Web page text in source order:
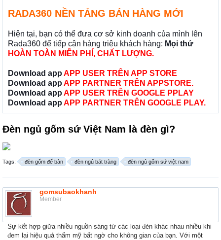
RADA360 NỀN TẢNG BÁN HÀNG MỚI
Hiện tại, bạn có thể đưa cơ sở kinh doanh của mình lên
Rada360 để tiếp cận hàng triệu khách hàng: Mọi thứ
HOÀN TOÀN MIỄN PHÍ, CHẤT LƯỢNG.
Download app APP USER TRÊN APP STORE
Download app APP PARTNER TRÊN APPSTORE.
Download app APP USER TRÊN GOOGLE PPLAY
Download app APP PARTNER TRÊN GOOGLE PLAY.
Đèn ngủ gốm sứ Việt Nam là đèn gì?
Tags: đèn gốm để bàn đèn ngủ bát tràng đèn ngủ gốm sứ việt nam
gomsubaokhanh
Member
Sự kết hợp giữa nhiều nguồn sáng từ các loại đèn khác nhau nhiều khi
đem lại hiệu quả thẩm mỹ bất ngờ cho không gian của bạn. Với một